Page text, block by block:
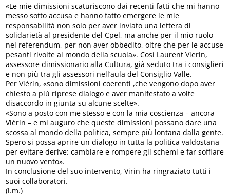
«Le mie dimissioni scaturiscono dai recenti fatti che mi hanno
messo sotto accusa e hanno fatto emergere le mie
responsabilità non solo per aver inviato una lettera di
solidarietà al presidente del Cpel, ma anche per il mio ruolo
nel referendum, per non aver obbedito, oltre che per le accuse
pesanti rivolte al mondo della scuola». Così Laurent Vierin,
assessore dimissionario alla Cultura, già seduto tra i consiglieri
e non più tra gli assessori nell’aula del Consiglio Valle.
Per Viérin, «sono dimissioni coerenti ,che vengono dopo aver
chiesto a più riprese dialogo e aver manifestato a volte
disaccordo in giunta su alcune scelte».
«Sono a posto con me stesso e con la mia coscienza – ancora
Viérin – e mi auguro che queste dimissioni possano dare una
scossa al mondo della politica, sempre più lontana dalla gente.
Spero si possa aprire un dialogo in tutta la politica valdostana
per evitare derive: cambiare e rompere gli schemi e far soffiare
un nuovo vento».
In conclusione del suo intervento, Virin ha ringraziato tutti i
suoi collaboratori.
(l.m.)